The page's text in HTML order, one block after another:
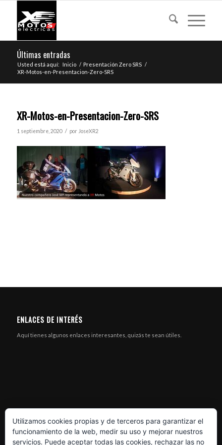
Últimas entradas
Usted está aquí: Inicio / Presentación Zero SRS /
XR-Motos-en-Presentacion-Zero-SRS
XR-Motos-en-Presentacion-Zero-SRS
1 septiembre, 2020 / por JoseXR2
ENLACES DE INTERÉS
Aquí tienes algunos enlaces interesantes, quizás te sean útiles.
Utilizamos cookies propias y de terceros para garantizar el
funcionamiento de la web, medir su uso y mejorar nuestros
servicios. Puede aceptar todas las cookies, rechazar las no